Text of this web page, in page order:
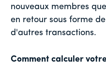
nouveaux membres
en retour sous forme
d'autres transactions.
Comment calculer